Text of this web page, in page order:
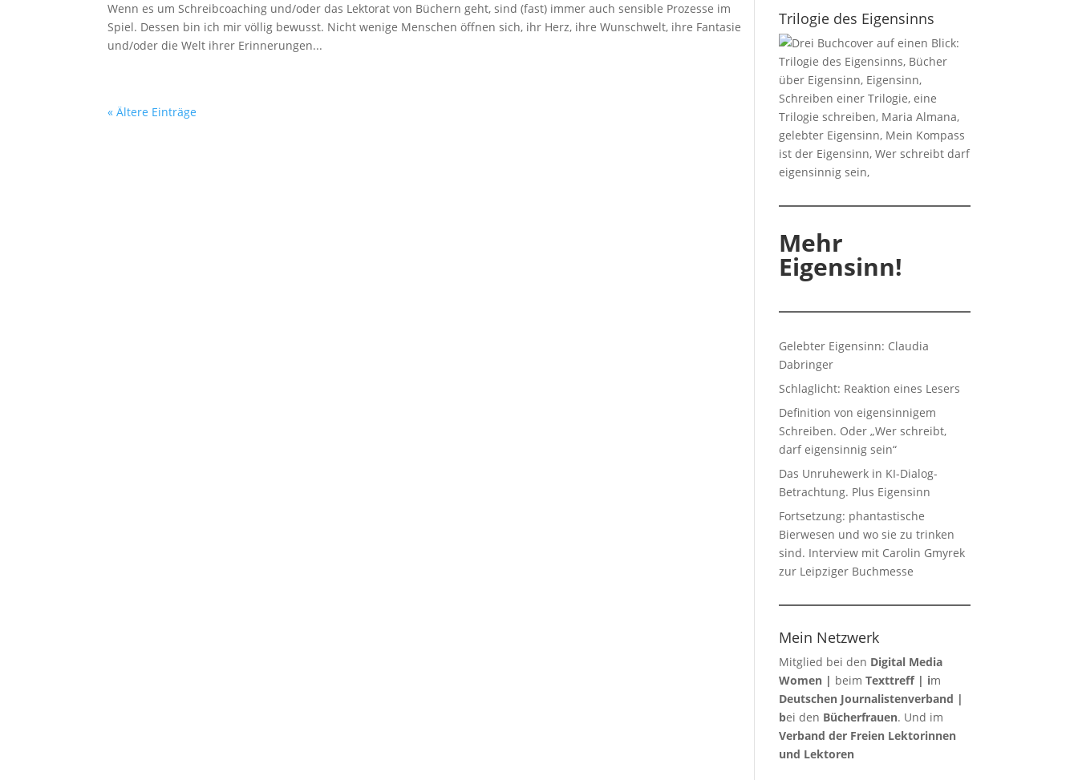
Wenn es um Schreibcoaching und/oder das Lektorat von Büchern geht, sind (fast) immer auch sensible Prozesse im
Spiel. Dessen bin ich mir völlig bewusst. Nicht wenige Menschen öffnen sich, ihr Herz, ihre Wunschwelt, ihre Fantasie
und/oder die Welt ihrer Erinnerungen...
« Ältere Einträge
Trilogie des Eigensinns
Mehr
Eigensinn!
Gelebter Eigensinn: Claudia
Dabringer
Schlaglicht: Reaktion eines Lesers
Definition von eigensinnigem
Schreiben. Oder „Wer schreibt,
darf eigensinnig sein“
Das Unruhewerk in KI-Dialog-
Betrachtung. Plus Eigensinn
Fortsetzung: phantastische
Bierwesen und wo sie zu trinken
sind. Interview mit Carolin Gmyrek
zur Leipziger Buchmesse
Mein Netzwerk
Mitglied bei den Digital Media
Women| beim Texttreff| im
Deutschen Journalistenverband |
bei den Bücherfrauen. Und im
Verband der Freien Lektorinnen
und Lektoren